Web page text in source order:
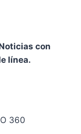
con
línea.
360